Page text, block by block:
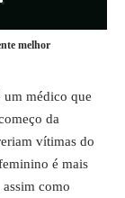
melhor
um médico que
da
vítimas do
é mais
como